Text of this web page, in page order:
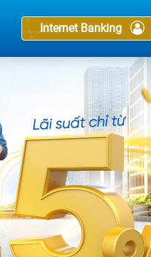
Internet Banking